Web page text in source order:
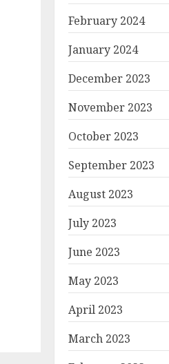
February 2024
January 2024
December 2023
November 2023
October 2023
September 2023
August 2023
July 2023
June 2023
May 2023
April 2023
March 2023